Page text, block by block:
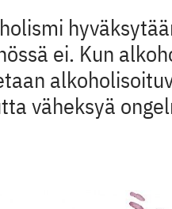
ei. Kun
väheksyä